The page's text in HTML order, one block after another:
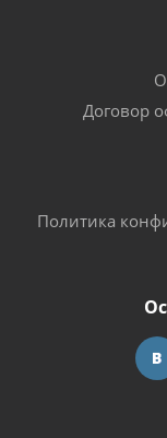
Договор
Политика